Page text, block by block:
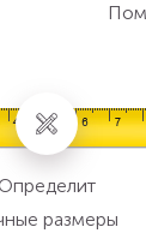
размеры